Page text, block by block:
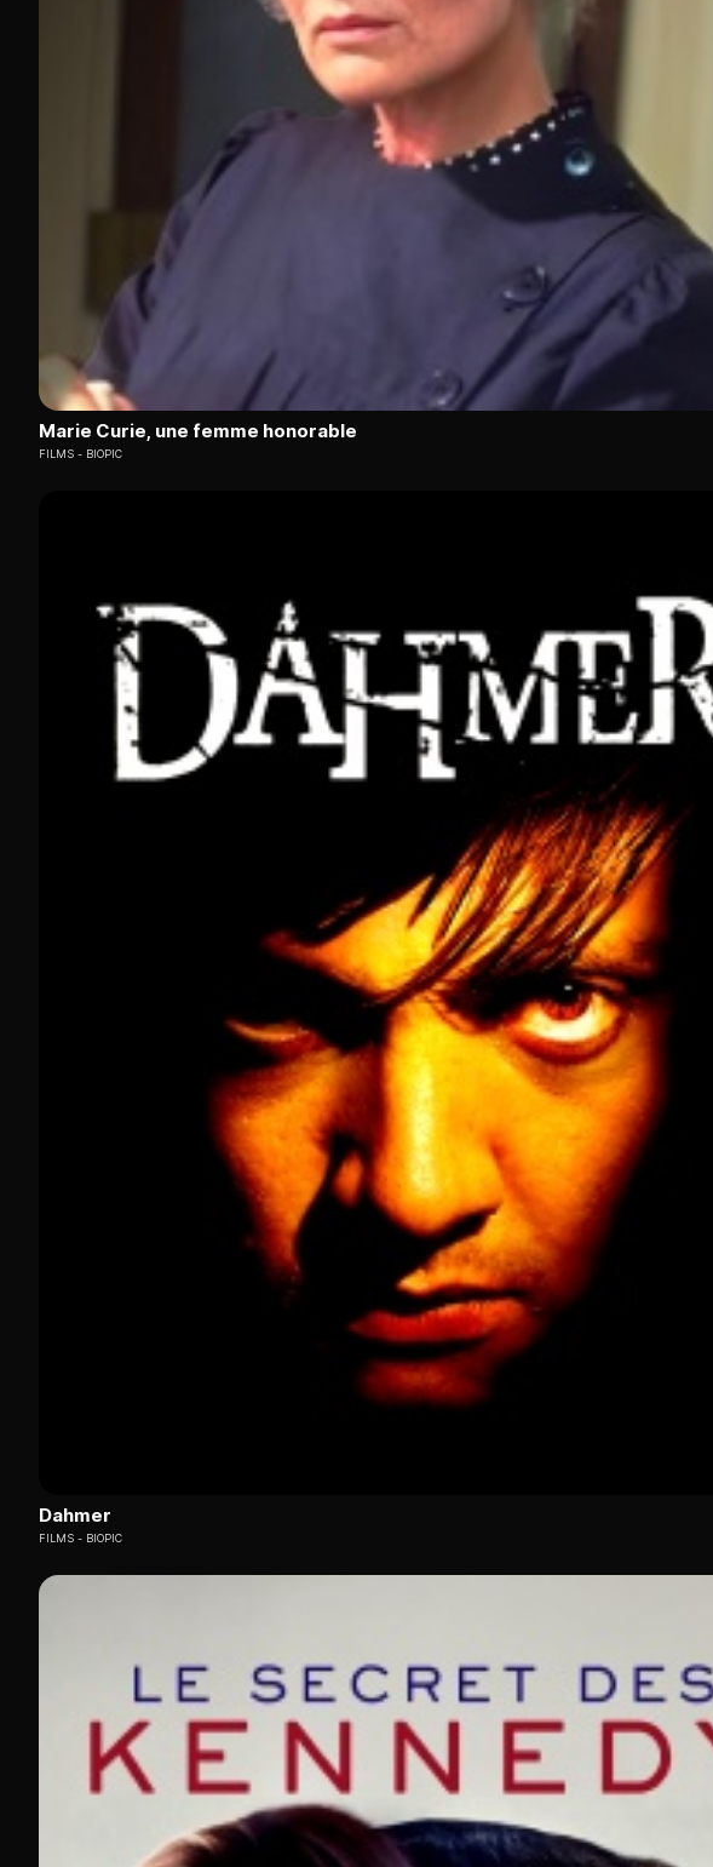
Marie Curie, une femme honorable
FILMS BIOPIC
Dahmer
FILMS BIOPIC